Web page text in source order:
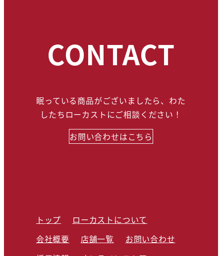
CONTACT
眠っている商品がございましたら、わた
したちローカストにご相談ください！
お問い合わせはこちら
トップ
ローカストについて
会社概要
店舗一覧
お問い合わせ